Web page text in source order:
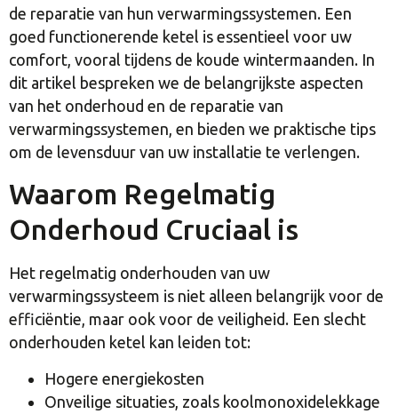
de reparatie van hun verwarmingssystemen. Een
goed functionerende ketel is essentieel voor uw
comfort, vooral tijdens de koude wintermaanden. In
dit artikel bespreken we de belangrijkste aspecten
van het onderhoud en de reparatie van
verwarmingssystemen, en bieden we praktische tips
om de levensduur van uw installatie te verlengen.
Waarom Regelmatig
Onderhoud Cruciaal is
Het regelmatig onderhouden van uw
verwarmingssysteem is niet alleen belangrijk voor de
efficiëntie, maar ook voor de veiligheid. Een slecht
onderhouden ketel kan leiden tot:
Hogere energiekosten
Onveilige situaties, zoals koolmonoxidelekkage